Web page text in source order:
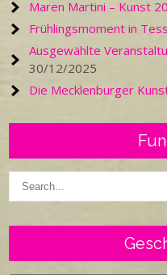
Maren Martini – Kunst
Frühlingsmoment in
Ausgewählte
30/12/2025
Die Mecklenburger